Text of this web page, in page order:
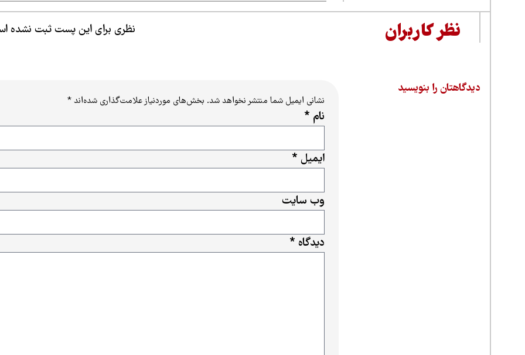
نظر کاربران نظری برای این پست ثبت نشده
دیدگاهتان را بنویسید
نشانی ایمیل شما منتشر نخواهد شد. بخش‌های موردنیاز علامت‌گذاری شده‌اند*
دیدگاه *
نام *
ایمیل *
وب‌ سایت